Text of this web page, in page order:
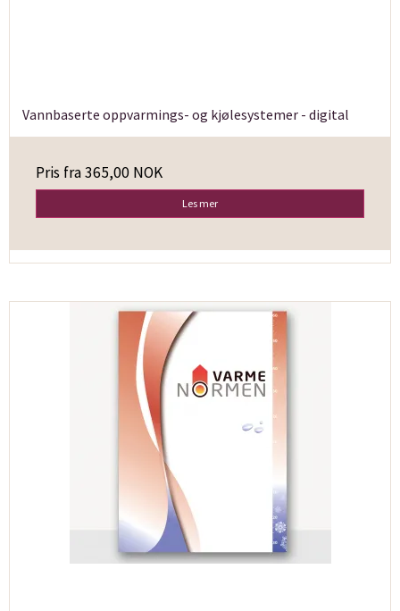
Vannbaserte oppvarmings- og kjølesystemer - digital
Pris fra365,00 NOK
Les mer